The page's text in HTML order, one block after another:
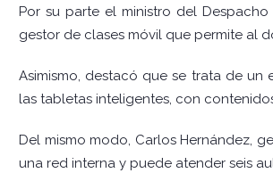
Por su parte el ministro del
gestor de clases móvil que permite al
Asimismo, destacó que se trata de
las tabletas inteligentes, con
Del mismo modo, Carlos Hernández,
una red interna y puede atender seis